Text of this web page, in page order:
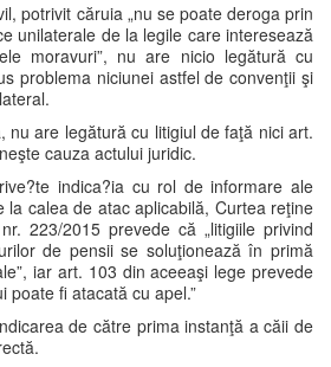
potrivit căruia „nu se poate deroga prin
unilaterale de la legile care interesează
moravuri”, nu are nicio legătură cu
problema niciunei astfel de convenţii şi
nu are legătură cu litigiul de faţă nici art.
cauza actului juridic.
indica?ia cu rol de informare ale
la calea de atac aplicabilă, Curtea reţine
223/2015 prevede că „litigiile privind
de pensii se soluţionează în primă
iar art. 103 din aceeaşi lege prevede
poate fi atacată cu apel.”
de către prima instanţă a căii de